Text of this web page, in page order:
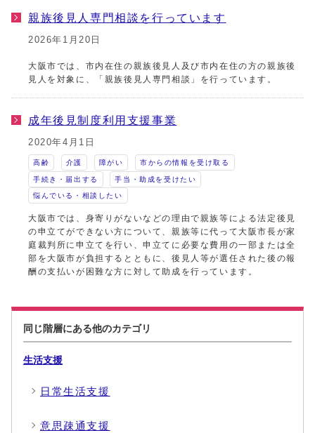
親族後見人専門相談を行っています
2026年1月20日
大阪市では、市内在住の親族後見人及び市内在住の方の親族後
見人を対象に、「親族後見人専門相談」を行っています。
成年後見制度利用支援事業
2020年4月1日
高齢 介護 障がい 市からの情報を受け取る
手続き・届出する 手当・助成を受けたい
悩んでいる・相談したい
大阪市では、身寄りがないなどの理由で親族等による法定後見
の申立てができない方について、親族等に代って大阪市長が家
庭裁判所に申立てを行い、申立てに必要な費用の一部または全
部を大阪市が負担するとともに、後見人等が選任された後の報
酬の支払いが困難な方に対して助成を行っています。
同じ階層にある他のカテゴリ
生活支援
日常生活支援
意思疎通支援